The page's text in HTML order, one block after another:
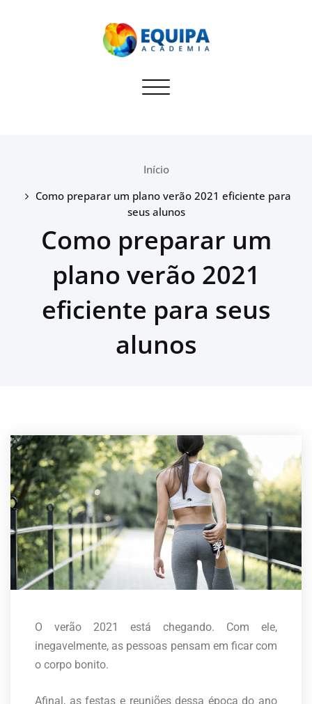
Equipa Academia
Blog sobre dicas para
Toggle navigation
Início
Como preparar um plano verão 2021 eficiente para
seus alunos
Como preparar um
plano verão 2021
eficiente para seus
alunos
O verão 2021 está chegando. Com ele,
inegavelmente, as pessoas pensam em ficar com
o corpo bonito.
Afinal, as festas e reuniões dessa época do ano